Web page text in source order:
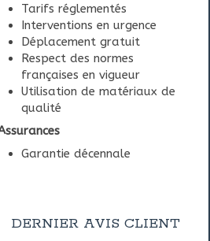
Tarifs réglementés
Interventions en urgence
Déplacement gratuit
Respect des normes
françaises en vigueur
Utilisation de matériaux de
qualité
Garantie décennale
DERNIER AVIS CLIENT